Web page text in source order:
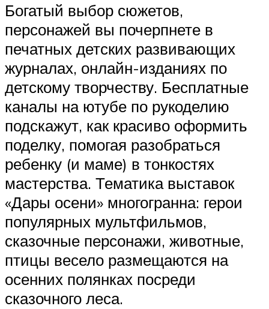
Богатый выбор сюжетов,
персонажей вы почерпнете в
печатных детских развивающих
журналах, онлайн-изданиях по
детскому творчеству. Бесплатные
каналы на ютубе по рукоделию
подскажут, как красиво оформить
поделку, помогая разобраться
ребенку (и маме) в тонкостях
мастерства. Тематика выставок
«Дары осени» многогранна: герои
популярных мультфильмов,
сказочные персонажи, животные,
птицы весело размещаются на
осенних полянках посреди
сказочного леса.